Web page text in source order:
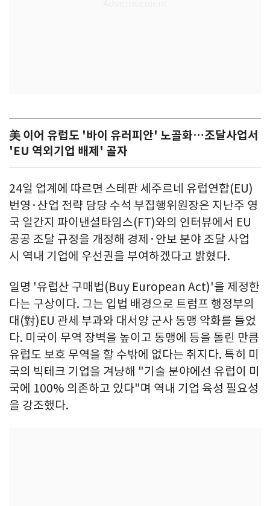
美 이어 유럽도 '바이 유러피안' 노골화…조달사업서
'EU 역외기업 배제' 골자
24일 업계에 따르면 스테판 세주르네 유럽연합(EU)
번영·산업 전략 담당 수석 부집행위원장은 지난주 영
국 일간지 파이낸셜타임스(FT)와의 인터뷰에서 EU
공공 조달 규정을 개정해 경제·안보 분야 조달 사업
시 역내 기업에 우선권을 부여하겠다고 밝혔다.
일명 '유럽산 구매법(Buy European Act)'을 제정한
다는 구상이다. 그는 입법 배경으로 트럼프 행정부의
대(對)EU 관세 부과와 대서양 군사 동맹 악화를 들었
다. 미국이 무역 장벽을 높이고 동맹에 등을 돌린 만큼
유럽도 보호 무역을 할 수밖에 없다는 취지다. 특히 미
국의 빅테크 기업을 겨냥해 "기술 분야에선 유럽이 미
국에 100% 의존하고 있다"며 역내 기업 육성 필요성
을 강조했다.